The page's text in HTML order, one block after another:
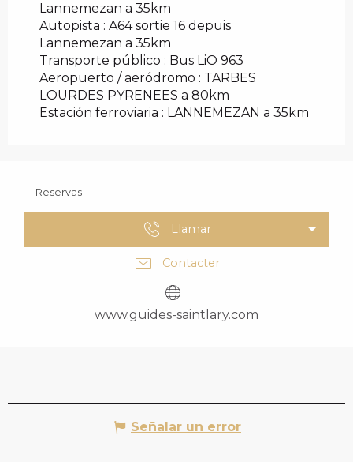
Lannemezan a 35km
Autopista : A64 sortie 16 depuis
Lannemezan a 35km
Transporte público : Bus LiO 963
Aeropuerto / aeródromo : TARBES
LOURDES PYRENEES a 80km
Estación ferroviaria : LANNEMEZAN a 35km
Reservas
Llamar
Contacter
www.guides-saintlary.com
Señalar un error